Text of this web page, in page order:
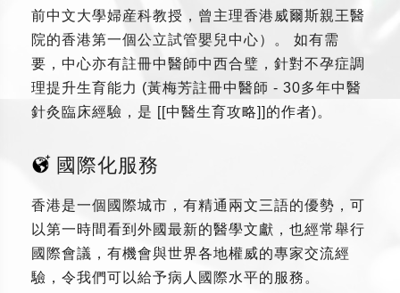
前中文大學婦産科教授，曾主理香港威爾斯親王醫
院的香港第一個公立試管嬰兒中心）。 如有需
要，中心亦有註冊中醫師中西合璧，針對不孕症調
理提升生育能力 (黃梅芳註冊中醫師 - 30多年中醫
針灸臨床經驗，是 [[中醫生育攻略]]的作者)。
國際化服務
香港是一個國際城市，有精通兩文三語的優勢，可
以第一時間看到外國最新的醫學文獻，也經常舉行
國際會議，有機會與世界各地權威的專家交流經
驗，令我們可以給予病人國際水平的服務。